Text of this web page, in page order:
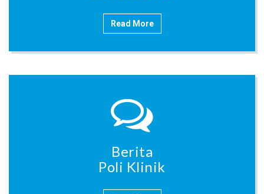
Read More
Berita
Poli Klinik